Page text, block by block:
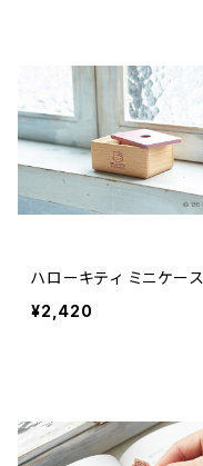
ハローキティ ミニケース
¥2,420